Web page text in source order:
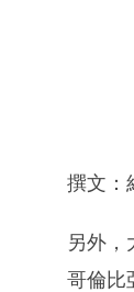
撰文：
另外，
哥倫比